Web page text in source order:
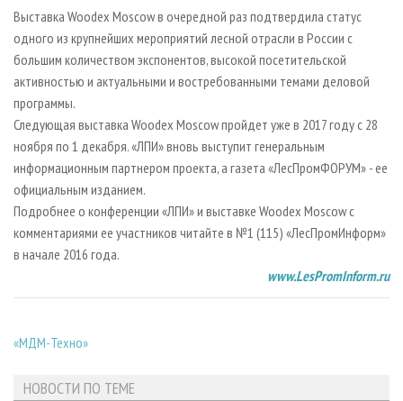
Выставка Woodex Moscow в очередной раз подтвердила статус
одного из крупнейших мероприятий лесной отрасли в России с
большим количеством экспонентов, высокой посетительской
активностью и актуальными и востребованными темами деловой
программы.
Следующая выставка Woodex Moscow пройдет уже в 2017 году с 28
ноября по 1 декабря. «ЛПИ» вновь выступит генеральным
информационным партнером проекта, а газета «ЛесПромФОРУМ» - ее
официальным изданием.
Подробнее о конференции «ЛПИ» и выставке Woodex Moscow с
комментариями ее участников читайте в №1 (115) «ЛесПромИнформ»
в начале 2016 года.
www.LesPromInform.ru
«МДМ-Техно»
НОВОСТИ ПО ТЕМЕ